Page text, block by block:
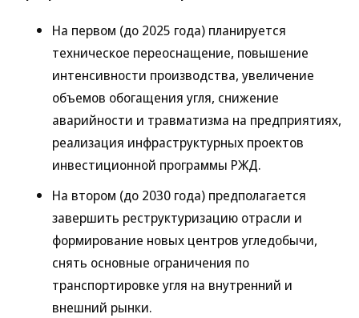
На первом (до 2025 года) планируется
техническое переоснащение, повышение
интенсивности производства, увеличение
объемов обогащения угля, снижение
аварийности и травматизма на предприятиях,
реализация инфраструктурных проектов
инвестиционной программы РЖД.
На втором (до 2030 года) предполагается
завершить реструктуризацию отрасли и
формирование новых центров угледобычи,
снять основные ограничения по
транспортировке угля на внутренний и
внешний рынки.